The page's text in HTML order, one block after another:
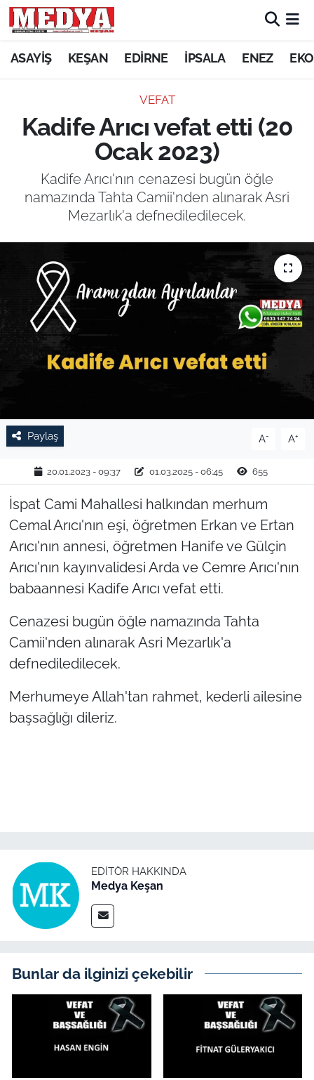
ASAYİŞ KEŞAN EDİRNE İPSALA ENEZ
VEFAT
Kadife Arıcı vefat etti (20
Ocak 2023)
Kadife Arıcı'nın cenazesi bugün öğle
namazında Tahta Camii'nden alınarak Asri
Mezarlık'a defnediledilecek.
Paylaş A- A+
20.01.2023 - 09:37 01.03.2025 - 06:45 655
İspat Cami Mahallesi halkından merhum
Cemal Arıcı'nın eşi, öğretmen Erkan ve Ertan
Arıcı'nın annesi, öğretmen Hanife ve Gülçin
Arıcı'nın kayınvalidesi Arda ve Cemre Arıcı'nın
babaannesi Kadife Arıcı vefat etti.
Cenazesi bugün öğle namazında Tahta
Camii'nden alınarak Asri Mezarlık'a
defnediledilecek.
Merhumeye Allah'tan rahmet, kederli ailesine
başsağlığı dileriz.
EDITÖR HAKKINDA
Medya Keşan
Bunlar da ilginizi çekebilir
KEŞAN
ASAYİŞ
GÜNDEM
SAĞLIK
EĞİTİM
TARIM VE HAYVANCILIK
SPOR
YAŞAM
EDİRNE
TEKİRDAĞ
KIRKLARELİ
ÇANAKKALE
TÜRKİYE
Bölge
Dış Haberler
Magazin
Bilim Teknoloji
English News